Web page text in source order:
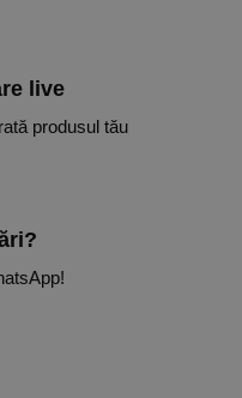
live
produsul tău